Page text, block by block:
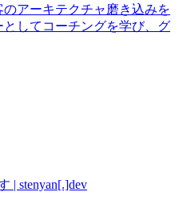
アーキテクチャ磨き込みを
してコーチングを学び、グ
| stenyan[.]dev